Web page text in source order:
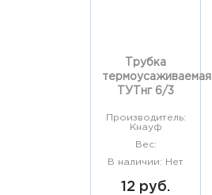
Трубка
термоусаживаемая
ТУТнг 6/3
Производитель:
Кнауф
Вес:
В наличии: Нет
12 руб.